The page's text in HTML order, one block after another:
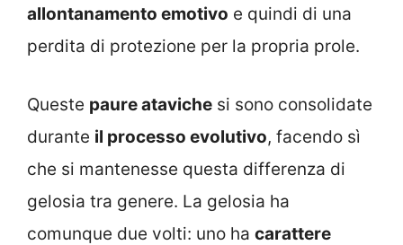
allontanamento emotivo e quindi di una
perdita di protezione per la propria prole.
Queste paure ataviche si sono consolidate
durante il processo evolutivo, facendo sì
che si mantenesse questa differenza di
gelosia tra genere. La gelosia ha
comunque due volti: uno ha carattere